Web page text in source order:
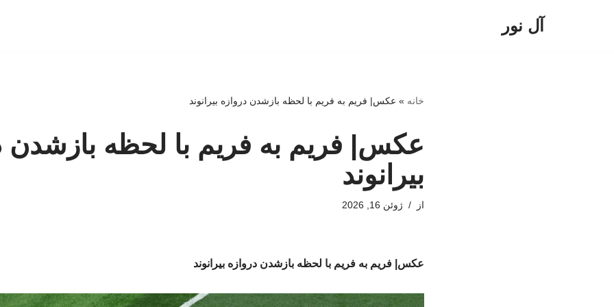
آل نور
خانه » عکس| فریم به فریم با لحظه بازشدن دروازه بیرانوند
عکس| فریم به فریم با لحظه بازشدن
بیرانوند
از ژوئن 16, 2026
عکس| فریم به فریم با لحظه بازشدن دروازه بیرانوند